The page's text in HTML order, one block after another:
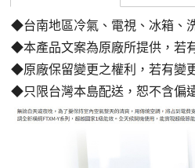
◆台南地區冷氣、電視、冰箱、
◆本產品文案為原廠所提供，若
◆原廠保留變更之權利，若有變
◆只限台灣本島配送，恕不含偏